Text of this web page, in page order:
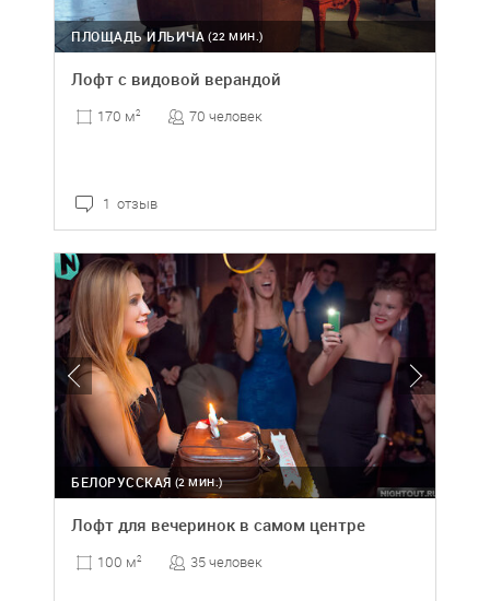
(22 МИН.)
ПЛОЩАДЬ ИЛЬИЧА
Лофт с видовой верандой
170 м2 70 человек
1 отзыв
(2 МИН.)
БЕЛОРУССКАЯ
Лофт для вечеринок в самом центре
100 м2 35 человек